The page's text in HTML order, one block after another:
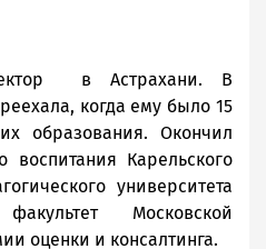
в Астрахани. В
когда ему было 15
образования. Окончил
воспитания Карельского
университета
Московской
оценки и консалтинга.